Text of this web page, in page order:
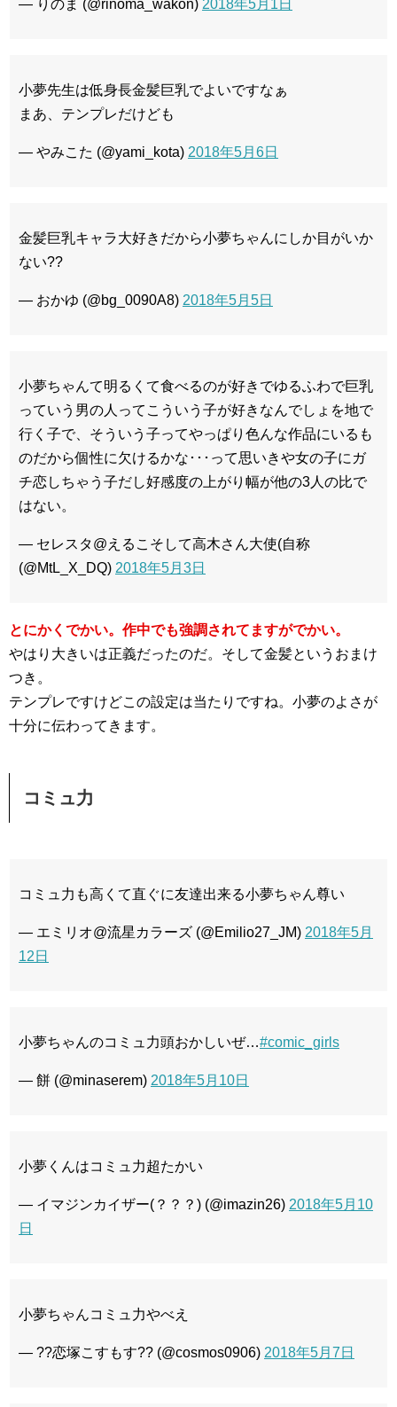
— りのま (@rinoma_wakon) 2018年5月1日
小夢先生は低身長金髪巨乳でよいですなぁ
まあ、テンプレだけども
— やみこた (@yami_kota) 2018年5月6日
金髪巨乳キャラ大好きだから小夢ちゃんにしか目がいか
ない??
— おかゆ (@bg_0090A8) 2018年5月5日
小夢ちゃんて明るくて食べるのが好きでゆるふわで巨乳
っていう男の人ってこういう子が好きなんでしょを地で
行く子で、そういう子ってやっぱり色んな作品にいるも
のだから個性に欠けるかな･･･って思いきや女の子にガ
チ恋しちゃう子だし好感度の上がり幅が他の3人の比で
はない。
— セレスタ@えるこそして高木さん大使(自称
(@MtL_X_DQ) 2018年5月3日
とにかくでかい。作中でも強調されてますがでかい。
やはり大きいは正義だったのだ。そして金髪というおまけ
つき。
テンプレですけどこの設定は当たりですね。小夢のよさが
十分に伝わってきます。
コミュ力
コミュ力も高くて直ぐに友達出来る小夢ちゃん尊い
— エミリオ@流星カラーズ (@Emilio27_JM) 2018年5月
12日
小夢ちゃんのコミュ力頭おかしいぜ…#comic_girls
— 餅 (@minaserem) 2018年5月10日
小夢くんはコミュ力超たかい
— イマジンカイザー(？？？) (@imazin26) 2018年5月10
日
小夢ちゃんコミュ力やべえ
— ??恋塚こすもす?? (@cosmos0906) 2018年5月7日